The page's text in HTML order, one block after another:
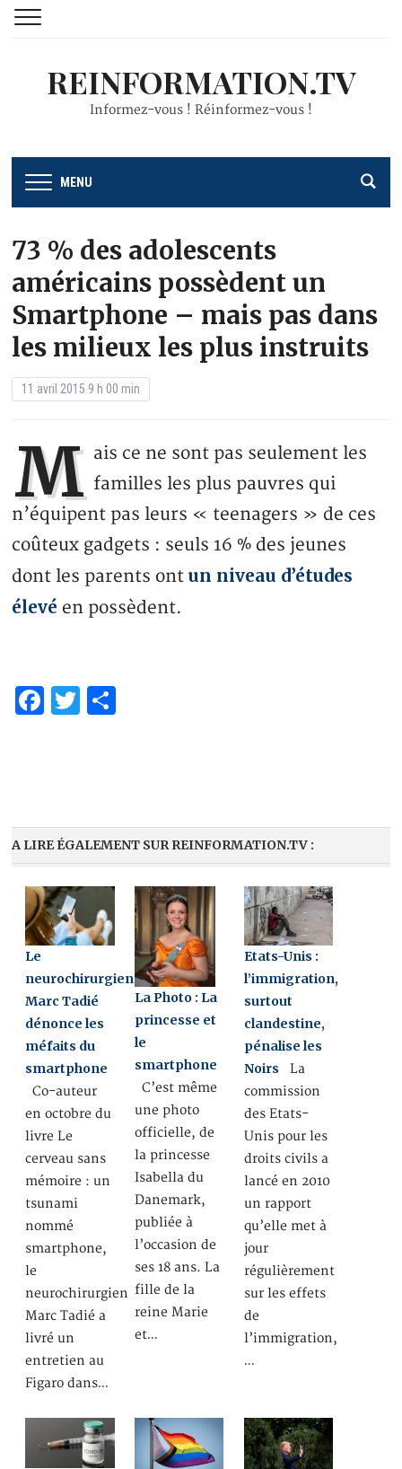
REINFORMATION.TV
Informez-vous ! Réinformez-vous !
MENU
73 % des adolescents
américains possèdent un
Smartphone – mais pas dans
les milieux les plus instruits
11 avril 2015 9 h 00 min
M ais ce ne sont pas seulement les
familles les plus pauvres qui
n’équipent pas leurs « teenagers » de ces
coûteux gadgets : seuls 16 % des jeunes
dont les parents ontun niveau d’études
élevé en possèdent.
Facebook
Twitter
A LIRE ÉGALEMENT SUR REINFORMATION.TV :
Le
neurochirurgien
Marc Tadié
dénonce les
méfaits du
smartphone
Co-auteur
en octobre du
livre Le
cerveau sans
mémoire : un
tsunami
nommé
smartphone,
le
neurochirurgien
Marc Tadié a
livré un
entretien au
Figaro dans…
La Photo : La
princesse et
le
smartphone
C’est même
une photo
officielle, de
la princesse
Isabella du
Danemark,
publiée à
l’occasion de
ses 18 ans. La
fille de la
reine Marie
et…
Etats-Unis :
l’immigration,
surtout
clandestine,
pénalise les
Noirs La
commission
des Etats-
Unis pour les
droits civils a
lancé en 2010
un rapport
qu’elle met à
jour
régulièrement
sur les effets
de
l’immigration,
…